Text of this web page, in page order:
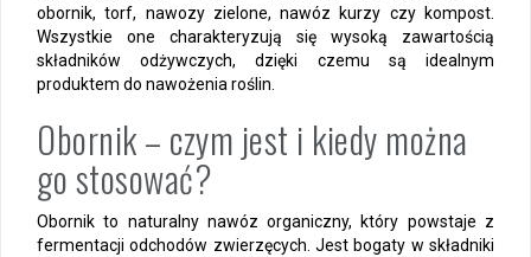
obornik, torf, nawozy zielone, nawóz kurzy czy kompost.
Wszystkie one charakteryzują się wysoką zawartością
składników odżywczych, dzięki czemu są idealnym
produktem do nawożenia roślin.
Obornik – czym jest i kiedy można
go stosować?
Obornik to naturalny nawóz organiczny, który powstaje z
fermentacji odchodów zwierzęcych. Jest bogaty w składniki